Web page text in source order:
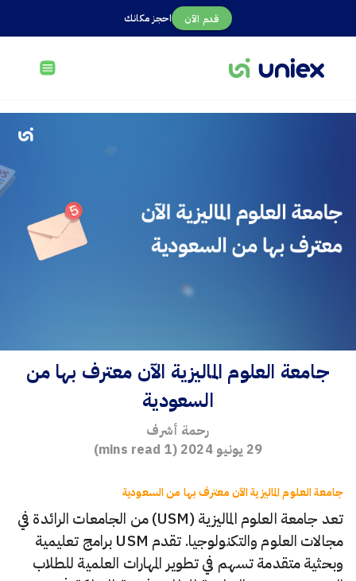
احجز مكانك قدم الآن
جامعة العلوم الماليزية الآن معترف بها من
السعودية
رحمة أشرف
29 يونيو 2024
(
1
جامعة العلوم الماليزية الآن معترف بها من السعودية
تعد جامعة العلوم الماليزية (USM) من الجامعات الرائدة في
مجالات العلوم والتكنولوجيا. تقدم USM برامج تعليمية
وبحثية متقدمة تسهم في تطوير المهارات العلمية للطلاب